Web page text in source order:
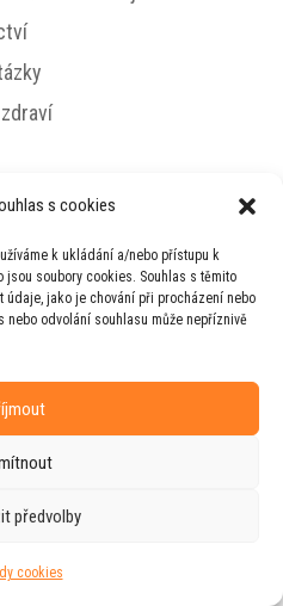
s cookies
k ukládání a/nebo přístupu k
soubory cookies. Souhlas s těmito
údaje, jako je chování při procházení nebo
nebo odvolání souhlasu může nepříznivě
předvolby
cookies
RUDIve spolupráci s